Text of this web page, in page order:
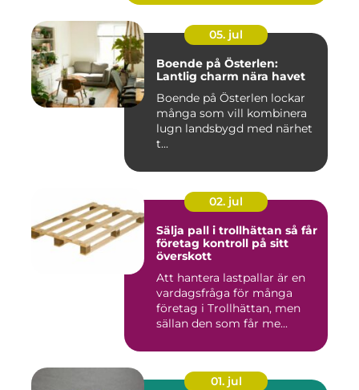
05. jul
Boende på Österlen:
Lantlig charm nära havet
Boende på Österlen lockar
många som vill kombinera
lugn landsbygd med närhet
t...
02. jul
Sälja pall i trollhättan så får
företag kontroll på sitt
överskott
Att hantera lastpallar är en
vardagsfråga för många
företag i Trollhättan, men
sällan den som får me...
01. jul